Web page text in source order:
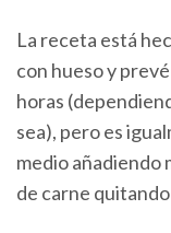
La receta está
con hueso y
horas
sea), pero es
medio añadiendo
de carne